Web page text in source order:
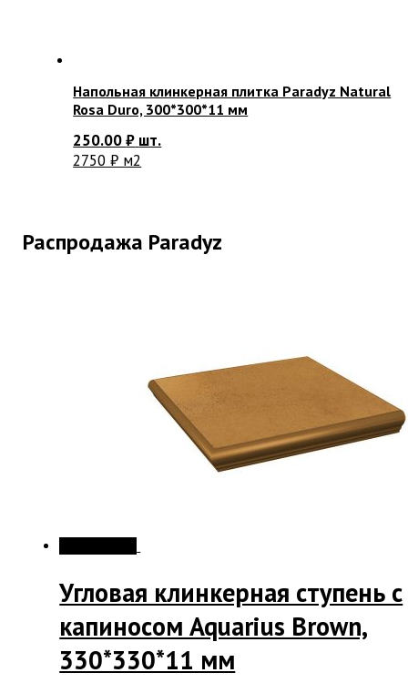
Напольная клинкерная плитка Paradyz Natural
Rosa Duro, 300*300*11 мм
250.00₽ шт.
2750 ₽ м2
Распродажа Paradyz
Угловая клинкерная ступень с
капиносом Aquarius Brown,
330*330*11 мм